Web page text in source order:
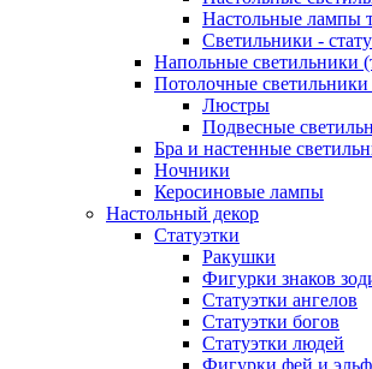
Настольные лампы
Светильники -
Напольные светильники
Потолочные
Люстры
Подвесные
Бра и настенные
Ночники
Керосиновые лампы
Настольный декор
Статуэтки
Ракушки
Фигурки знаков
Статуэтки ангелов
Статуэтки богов
Статуэтки людей
Фигурки фей и